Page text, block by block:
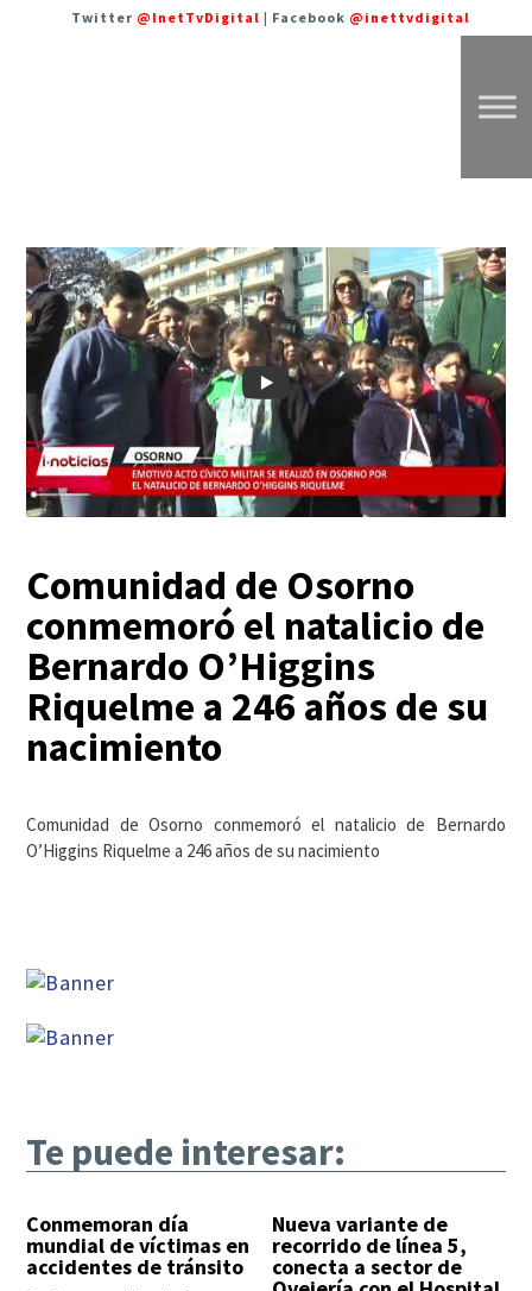
Twitter @InetTvDigital | Facebook @inettvdigital
Comunidad de Osorno
conmemoró el natalicio de
Bernardo O’Higgins
Riquelme a 246 años de su
nacimiento
Comunidad de Osorno conmemoró el natalicio de Bernardo
O’Higgins Riquelme a 246 años de su nacimiento
Te puede interesar:
Conmemoran día
mundial de víctimas en
accidentes de tránsito
Nueva variante de
recorrido de línea 5,
conecta a sector de